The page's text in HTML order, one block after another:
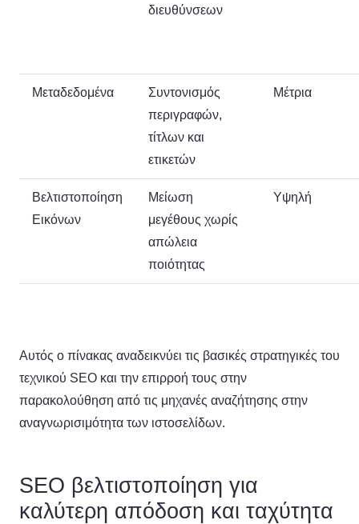
διευθύνσεων
Μεταδεδομένα
Συντονισμός
περιγραφών,
τίτλων και
ετικετών
Μέτρια
Βελτιστοποίηση
Εικόνων
Μείωση
μεγέθους χωρίς
απώλεια
ποιότητας
Υψηλή
Αυτός ο πίνακας αναδεικνύει τις βασικές στρατηγικές του
τεχνικού SEO και την επιρροή τους στην
παρακολούθηση από τις μηχανές αναζήτησης στην
αναγνωρισιμότητα των ιστοσελίδων.
SEO βελτιστοποίηση για
καλύτερη απόδοση και ταχύτητα